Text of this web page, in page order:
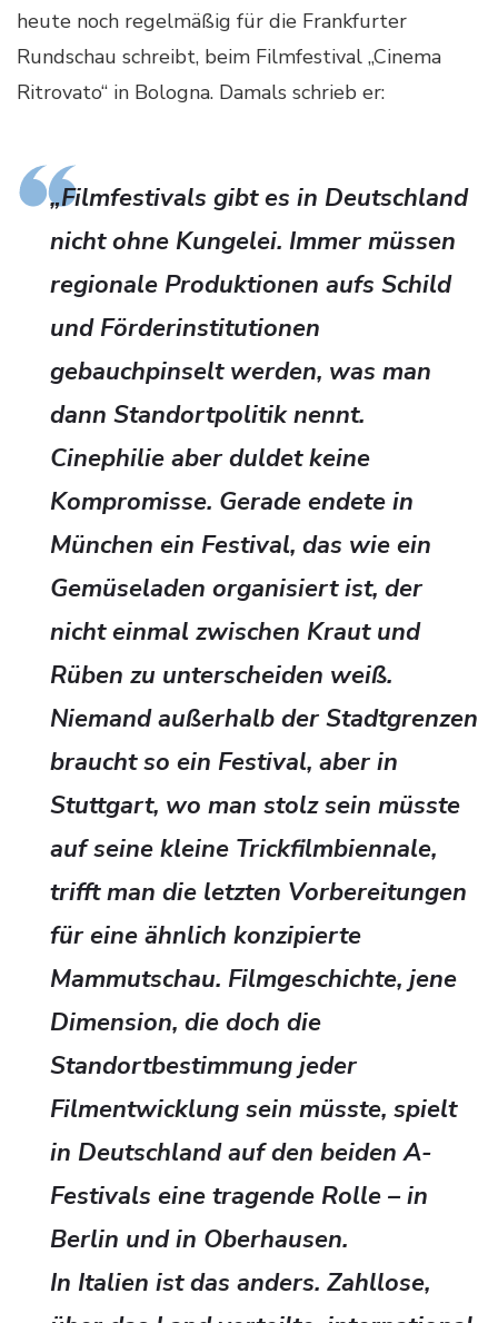
heute noch regelmäßig für die Frankfurter
Rundschau schreibt, beim Filmfestival „Cinema
Ritrovato“ in Bologna. Damals schrieb er:
„Filmfestivals gibt es in Deutschland
nicht ohne Kungelei. Immer müssen
regionale Produktionen aufs Schild
und Förderinstitutionen
gebauchpinselt werden, was man
dann Standortpolitik nennt.
Cinephilie aber duldet keine
Kompromisse. Gerade endete in
München ein Festival, das wie ein
Gemüseladen organisiert ist, der
nicht einmal zwischen Kraut und
Rüben zu unterscheiden weiß.
Niemand außerhalb der Stadtgrenzen
braucht so ein Festival, aber in
Stuttgart, wo man stolz sein müsste
auf seine kleine Trickfilmbiennale,
trifft man die letzten Vorbereitungen
für eine ähnlich konzipierte
Mammutschau. Filmgeschichte, jene
Dimension, die doch die
Standortbestimmung jeder
Filmentwicklung sein müsste, spielt
in Deutschland auf den beiden A-
Festivals eine tragende Rolle – in
Berlin und in Oberhausen.
In Italien ist das anders. Zahllose,